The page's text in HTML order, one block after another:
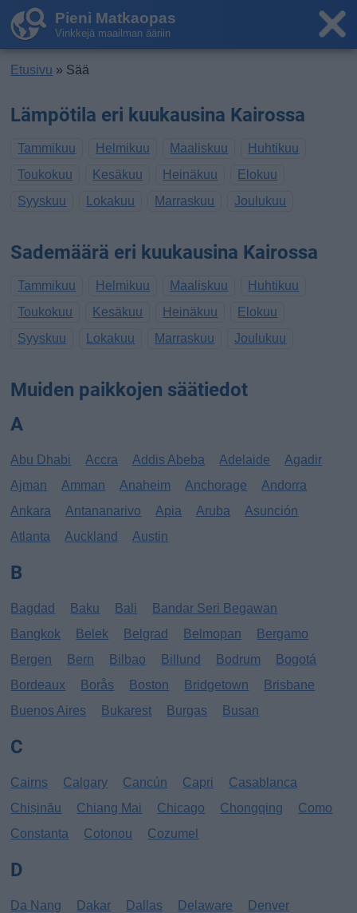
Pieni Matkaopas
Vinkkejä maailman ääriin
Etusivu » Sää
Lämpötila eri kuukausina Kairossa
Tammikuu Helmikuu Maaliskuu
Huhtikuu
Toukokuu
Kesäkuu Heinäkuu
Elokuu
Syyskuu
Lokakuu Marraskuu Joulukuu
Sademäärä eri kuukausina Kairossa
Tammikuu Helmikuu Maaliskuu
Huhtikuu
Toukokuu
Kesäkuu Heinäkuu
Elokuu
Syyskuu
Lokakuu Marraskuu Joulukuu
Muiden paikkojen säätiedot
A
Abu Dhabi Accra Addis Abeba Adelaide
Agadir
Ajman
Amman Anaheim Anchorage
Andorra
Ankara
Antananarivo Apia Aruba
Asunción
Atlanta
Auckland Austin
B
Bagdad Baku Bali
Bandar Seri Begawan
Bangkok
Belek Belgrad Belmopan
Bergamo
Bergen
Bern Bilbao Billund Bodrum
Bogotá
Bordeaux
Borås Boston Bridgetown
Brisbane
Buenos Aires
Bukarest Burgas Busan
C
Cairns Calgary Cancún Capri
Casablanca
Chișinău
Chiang Mai Chicago Chongqing
Como
Constanta
Cotonou Cozumel
D
Da Nang Dakar Dallas Delaware
Denver